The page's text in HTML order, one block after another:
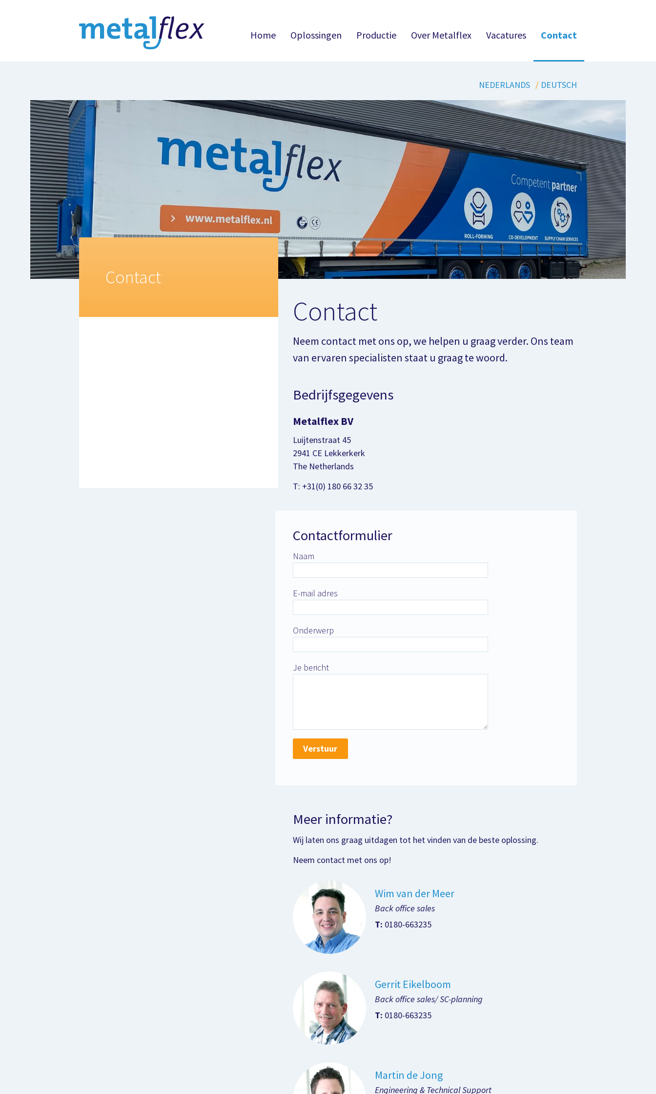
Home Oplossingen Productie Over Metalflex Vacatures Contact
NEDERLANDS DEUTSCH
Contact
Neem contact met ons op, we helpen u graag verder. Ons team
van ervaren specialisten staat u graag te woord.
Bedrijfsgegevens
Metalflex BV
Luijtenstraat 45
2941 CE Lekkerkerk
The Netherlands
T: +31(0) 180 66 32 35
Contactformulier
Naam
E-mail adres
Onderwerp
Je bericht
Verstuur
Meer informatie?
Wij laten ons graag uitdagen tot het vinden van de beste oplossing.
Neem contact met ons op!
Wim van der Meer
Back office sales
T: 0180-663235
Gerrit Eikelboom
Back office sales/ SC-planning
T: 0180-663235
Martin de Jong
Engineering & Technical Support
Contact